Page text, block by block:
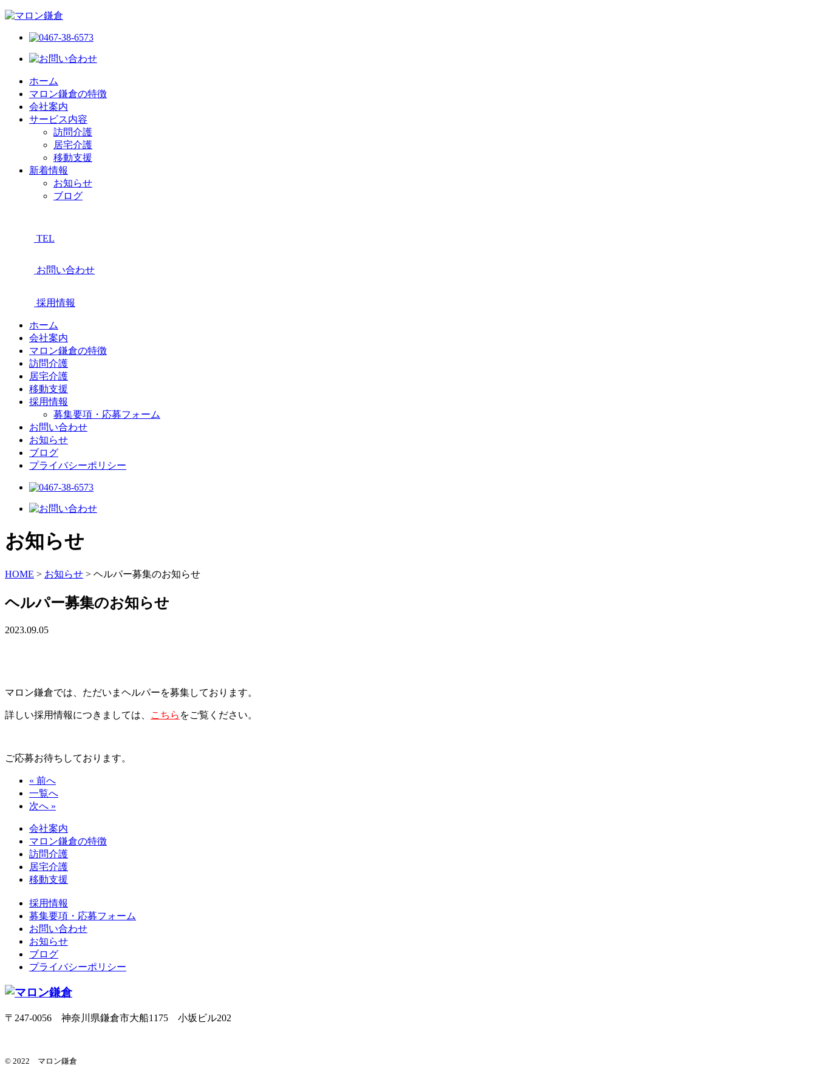
ホーム
マロン鎌倉の特徴
会社案内
サービス内容
訪問介護
居宅介護
移動支援
新着情報
お知らせ
ブログ
TEL
お問い合わせ
採用情報
ホーム
会社案内
マロン鎌倉の特徴
訪問介護
居宅介護
移動支援
採用情報
募集要項・応募フォーム
お問い合わせ
お知らせ
ブログ
プライバシーポリシー
お知らせ
HOME > お知らせ > ヘルパー募集のお知らせ
ヘルパー募集のお知らせ
2023.09.05
マロン鎌倉では、ただいまヘルパーを募集しております。
詳しい採用情報につきましては、 こちら をご覧ください。
ご応募お待ちしております。
« 前へ
一覧へ
次へ »
会社案内
マロン鎌倉の特徴
訪問介護
居宅介護
移動支援
採用情報
募集要項・応募フォーム
お問い合わせ
お知らせ
ブログ
プライバシーポリシー
〒247-0056 神奈川県鎌倉市大船1175 小坂ビル202
© 2022 マロン鎌倉